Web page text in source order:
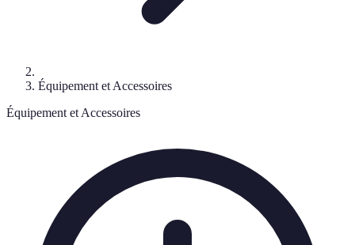
Équipement et Accessoires
Équipement et Accessoires